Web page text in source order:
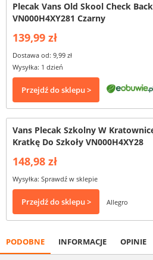
Plecak Vans Old Skool Check
VN000H4XY281 Czarny
139,99 zł
Dostawa od: 9,99 zł
Wysyłka: 1 dzień
Przejdź do sklepu >
Vans Plecak Szkolny W
Kratkę Do Szkoły VN000H4XY28
148,98 zł
Wysyłka: Sprawdź w sklepie
Przejdź do sklepu > Allegro
PODOBNE INFORMACJE OPINIE